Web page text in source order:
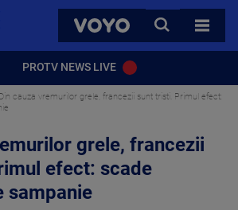
VOYO
CAUTA
TOATE
PROTV NEWS LIVE
Din cauza vremurilor grele, francezii sunt tristi. Primul efect:
grele, francezii
efect: scade
sampanie